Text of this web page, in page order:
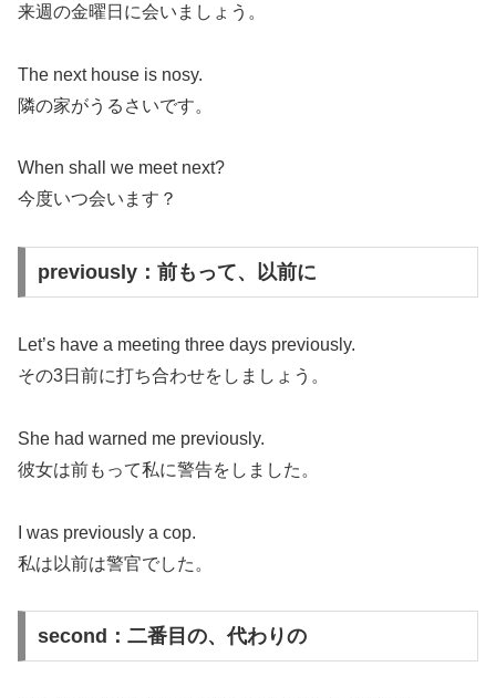
来週の金曜日に会いましょう。
The next house is nosy.
隣の家がうるさいです。
When shall we meet next?
今度いつ会います？
previously：前もって、以前に
Let’s have a meeting three days previously.
その3日前に打ち合わせをしましょう。
She had warned me previously.
彼女は前もって私に警告をしました。
I was previously a cop.
私は以前は警官でした。
second：二番目の、代わりの